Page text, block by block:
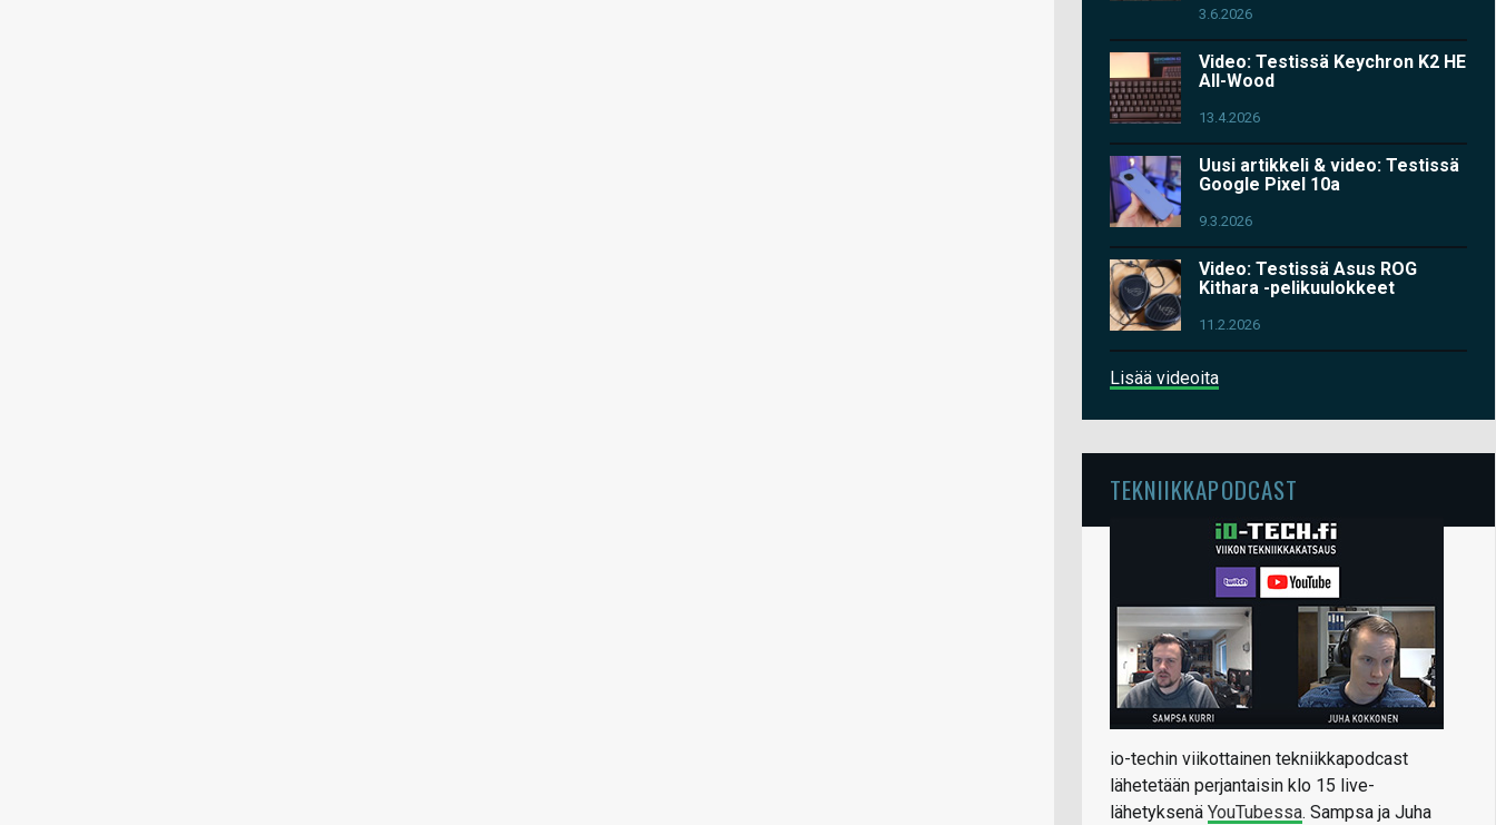
3.6.2026
Video: Testissä Keychron K2 HE
All-Wood
13.4.2026
Uusi artikkeli & video: Testissä
Google Pixel 10a
9.3.2026
Video: Testissä Asus ROG
Kithara -pelikuulokkeet
11.2.2026
Lisää videoita
TEKNIIKKAPODCAST
io-techin viikottainen tekniikkapodcast
lähetetään perjantaisin klo 15 live-
lähetyksenä YouTubessa. Sampsa ja Juha